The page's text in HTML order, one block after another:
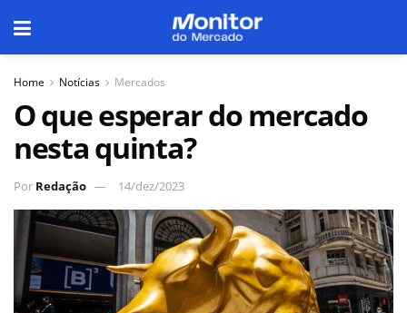
Home Notícias Mercados
O que esperar do mercado
nesta quinta?
Por Redação 14/dez/2023